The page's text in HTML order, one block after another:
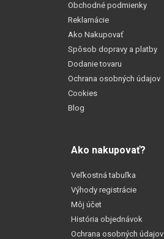
Obchodné podmienky
Reklamácie
Ako Nakupovať
Spôsob dopravy a platby
Dodanie tovaru
Ochrana osobných údajov
Cookies
Blog
Ako nakupovať?
Veľkostná tabuľka
Výhody registrácie
Môj účet
História objednávok
Ochrana osobných údajov